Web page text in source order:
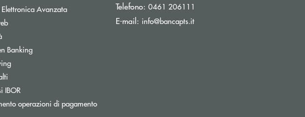
Elettronica AvanzataApre una nuova finestra
BankingApre una nuova finestra
IBORApre una nuova finestra
operazioni di pagamentoApre una nuova finestra
Telefono: 0461 206111
E-mail: info@bancapts.it(si apre l’app di posta elettronica)